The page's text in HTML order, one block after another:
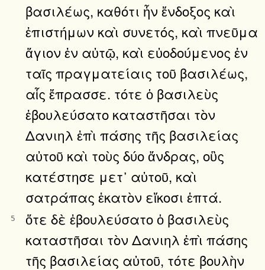
βασιλέως, καθότι ἦν ἔνδοξος καὶ
ἐπιστήμων καὶ συνετός, καὶ πνεῦμα
ἅγιον ἐν αὐτῷ, καὶ εὐοδούμενος ἐν
ταῖς πραγματείαις τοῦ βασιλέως,
αἷς ἔπρασσε. τότε ὁ βασιλεὺς
ἐβουλεύσατο καταστῆσαι τὸν
Δανιηλ ἐπὶ πάσης τῆς βασιλείας
αὐτοῦ καὶ τοὺς δύο ἄνδρας, οὓς
κατέστησε μετ᾿ αὐτοῦ, καὶ
σατράπας ἑκατὸν εἴκοσι ἑπτά.
5
ὅτε δὲ ἐβουλεύσατο ὁ βασιλεὺς
καταστῆσαι τὸν Δανιηλ ἐπὶ πάσης
τῆς βασιλείας αὐτοῦ, τότε βουλὴν